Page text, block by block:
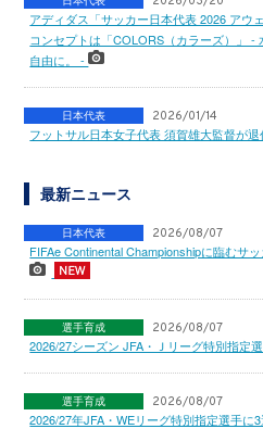
アディダス「サッカー日本代表 2026 アウ
コンセプトは「COLORS（カラーズ）」 -
自由に。 -
日本代表 2026/01/14
フットサル日本女子代表 須賀雄大監督が
最新ニュース
日本代表 2026/08/07
FIFAe Continental Championshipに臨むサ
選手育成 2026/08/07
2026/27シーズン JFA・Ｊリーグ特別指定
選手育成 2026/08/07
2026/27年JFA・WEリーグ特別指定選手に